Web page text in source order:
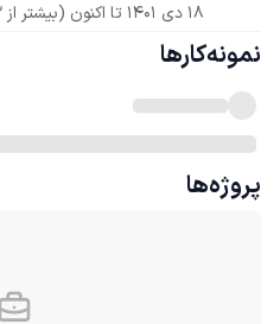
18 دی 1401
تا اکنون (بیشتر از 3 سال)
نمونه‌کارها
پروژه‌ها